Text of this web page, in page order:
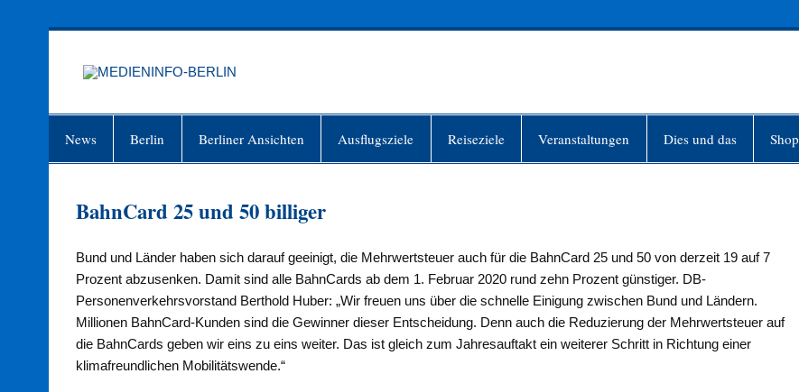
News Berlin Berliner Ansichten Ausflugsziele Reiseziele Veranstaltungen Dies und das Shop
BahnCard 25 und 50 billiger
Bund und Länder haben sich darauf geeinigt, die Mehrwertsteuer auch für die BahnCard 25 und 50 von derzeit 19 auf 7
Prozent abzusenken. Damit sind alle BahnCards ab dem 1. Februar 2020 rund zehn Prozent günstiger. DB-
Personenverkehrsvorstand Berthold Huber: „Wir freuen uns über die schnelle Einigung zwischen Bund und Ländern.
Millionen BahnCard-Kunden sind die Gewinner dieser Entscheidung. Denn auch die Reduzierung der Mehrwertsteuer auf
die BahnCards geben wir eins zu eins weiter. Das ist gleich zum Jahresauftakt ein weiterer Schritt in Richtung einer
klimafreundlichen Mobilitätswende.“